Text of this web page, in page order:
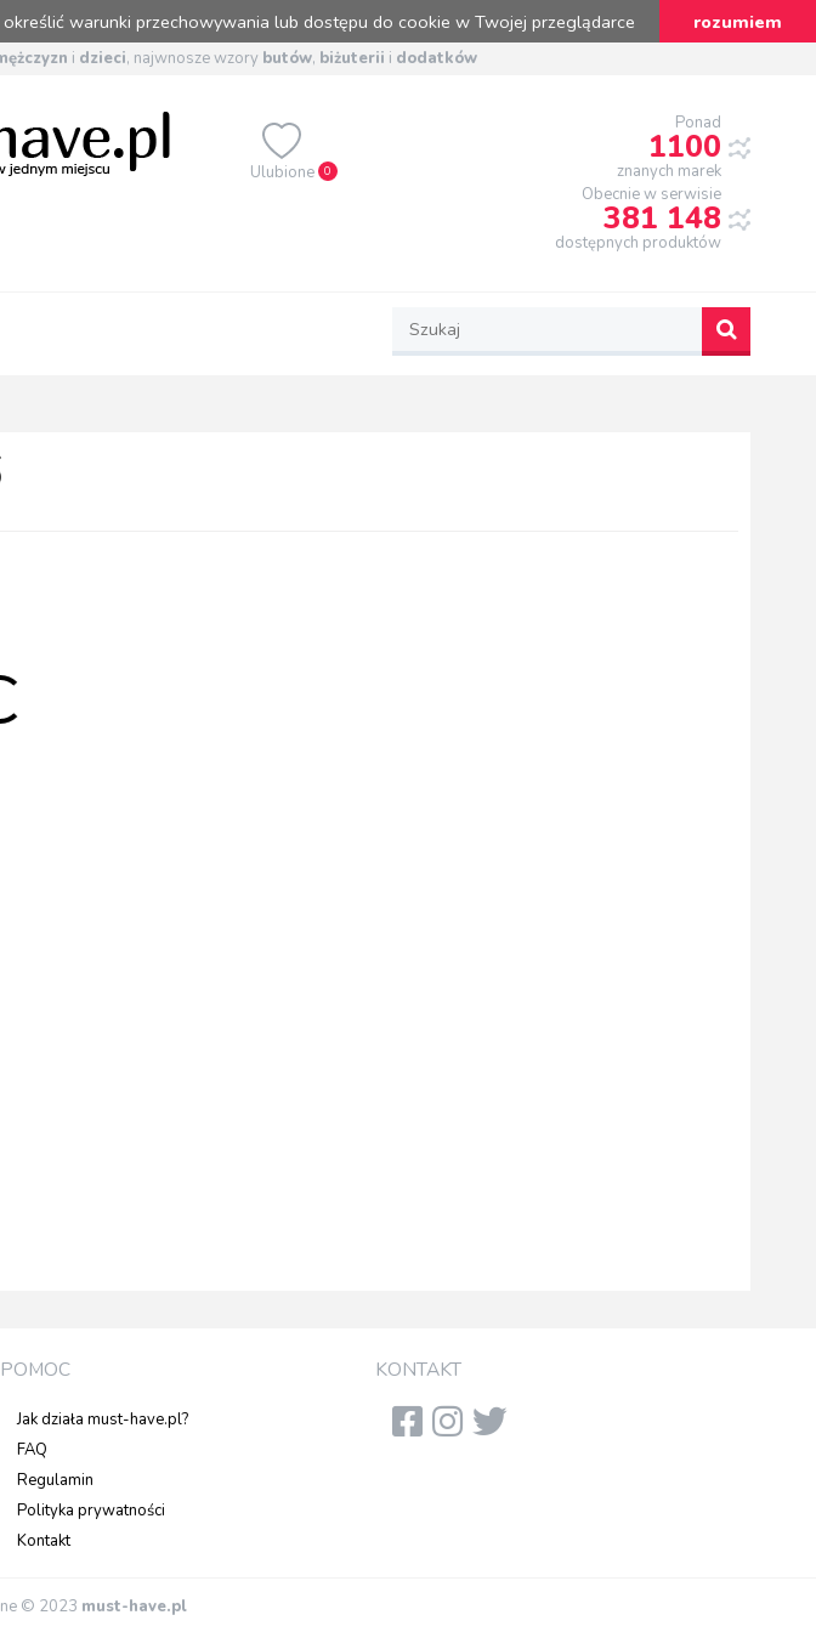
warunki przechowywania lub dostępu do cookie w Twojej przeglądarce rozumiem
i dzieci, najwnosze wzory butów, biżuterii i dodatków
Ulubione 0
Ponad
1100
znanych marek
Obecnie w serwisie
381 148
dostępnych produktów
POMOC
Jak działa must-have.pl?
FAQ
Regulamin
Polityka prywatności
Kontakt
KONTAKT
© 2023 must-have.pl